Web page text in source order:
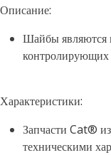
Описание:
Шайбы являются
контролирующих
Характеристики:
Запчасти Cat®
техническими